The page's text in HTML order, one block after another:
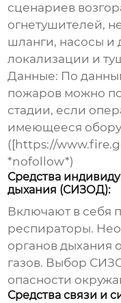
сценариев
огнетушителей,
шланги, насосы и
локализации и
Данные: По
пожаров можно
стадии, если
имеющееся
([https://
*nofollow*)
Средства
дыхания (СИЗОД):
Включают в себя
респираторы.
органов дыхания
газов. Выбор
опасности
Средства связи и